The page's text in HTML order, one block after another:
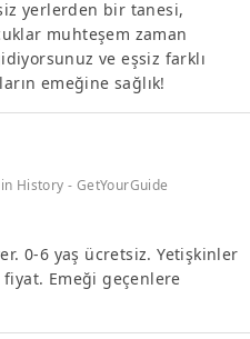
yerlerden bir tanesi,
muhteşem zaman
ve eşsiz farklı
emeğine sağlık!
History - GetYourGuide
0-6 yaş ücretsiz. Yetişkinler
fiyat. Emeği geçenlere